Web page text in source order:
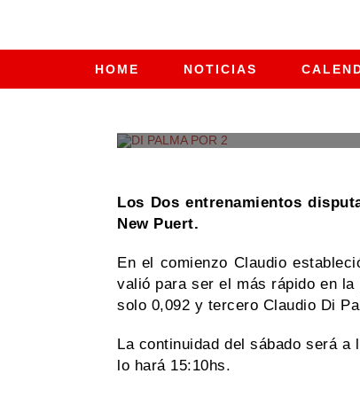
HOME NOTICIAS
Los Dos entrenamientos
New Puert.
En el comienzo Claudio
valió para ser el más rápido en la
solo 0,092 y tercero Claudio Di
La continuidad del sábado será
lo hará 15:10hs.